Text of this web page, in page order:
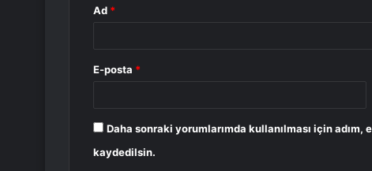
Ad *
E-posta *
Daha sonraki yorumlarımda kullanılması için
kaydedilsin.